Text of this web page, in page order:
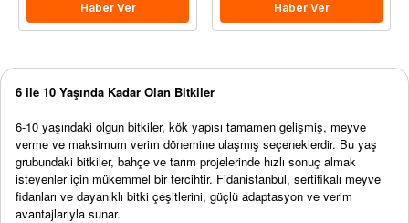
Haber Ver Haber Ver
6 ile 10 Yaşında Kadar Olan Bitkiler
6-10 yaşındaki olgun bitkiler, kök yapısı tamamen gelişmiş, meyve
verme ve maksimum verim dönemine ulaşmış seçeneklerdir. Bu yaş
grubundaki bitkiler, bahçe ve tarım projelerinde hızlı sonuç almak
isteyenler için mükemmel bir tercihtir. Fidanistanbul, sertifikalı meyve
fidanları ve dayanıklı bitki çeşitlerini, güçlü adaptasyon ve verim
avantajlarıyla sunar.